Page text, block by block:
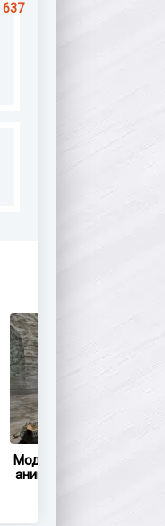
637
Модель HD SG 553
анимацией осмотра